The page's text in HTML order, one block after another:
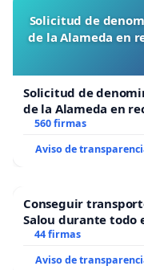
Solicitud de
de la Alameda en
Solicitud de
de la Alameda en
“Mazinger”
560 firmas
Aviso de
Conseguir
Salou durante todo
44 firmas
Aviso de